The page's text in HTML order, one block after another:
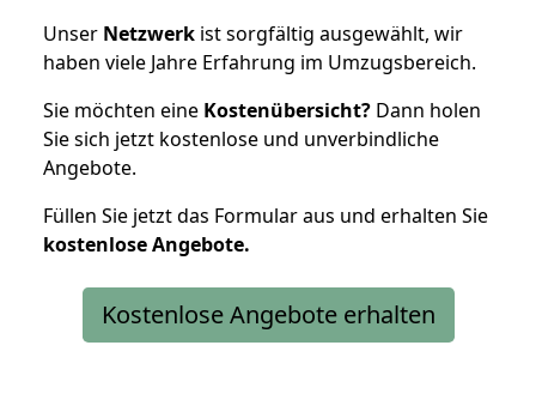
Unser Netzwerk ist sorgfältig ausgewählt, wir
haben viele Jahre Erfahrung im Umzugsbereich.
Sie möchten eine Kostenübersicht? Dann holen
Sie sich jetzt kostenlose und unverbindliche
Angebote.
Füllen Sie jetzt das Formular aus und erhalten Sie
kostenloseAngebote.
Kostenlose Angebote erhalten